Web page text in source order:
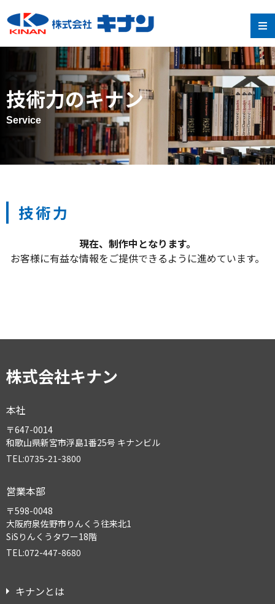
技術力のキナン
Service
技術力
現在、制作中となります。
お客様に有益な情報をご提供できるように進めています。
株式会社キナン
本社
〒647-0014
和歌山県新宮市浮島1番25号 キナンビル
TEL:0735-21-3800
営業本部
〒598-0048
大阪府泉佐野市りんくう往来北1
SiSりんくうタワー18階
TEL:072-447-8680
キナンとは